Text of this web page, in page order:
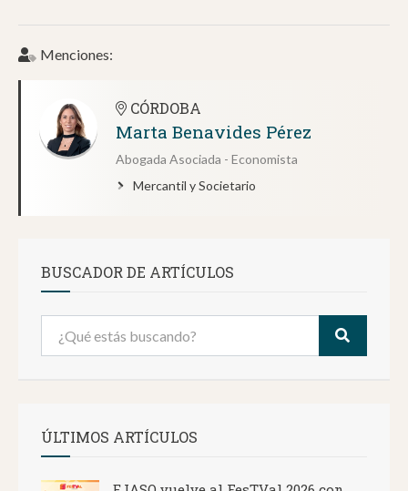
Menciones:
CÓRDOBA
Marta Benavides Pérez
Abogada Asociada - Economista
Mercantil y Societario
BUSCADOR DE ARTÍCULOS
ÚLTIMOS ARTÍCULOS